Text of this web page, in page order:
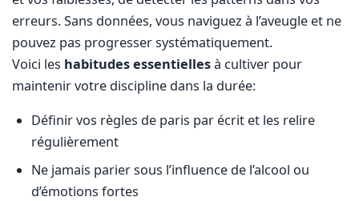
erreurs. Sans données, vous naviguez à l’aveugle et ne
pouvez pas progresser systématiquement.
Voici les habitudes essentiellesà cultiver pour
maintenir votre discipline dans la durée:
Définir vos règles de paris par écrit et les relire
régulièrement
Ne jamais parier sous l’influence de l’alcool ou
d’émotions fortes